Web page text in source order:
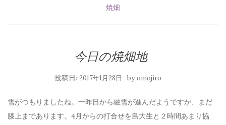
焼畑
今日の焼畑地
投稿日: 2017年1月28日 byomojiro
雪がつもりましたね。一昨日から融雪が進んだようですが、まだ
膝上まであります。4月からの打合せを島大生と２時間あまり協